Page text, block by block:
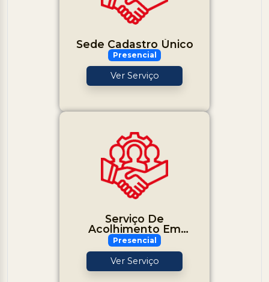
Sede Cadastro Único
Presencial
Ver Serviço
Serviço De
Acolhimento Em
Família Acolhedora
Presencial
Ver Serviço